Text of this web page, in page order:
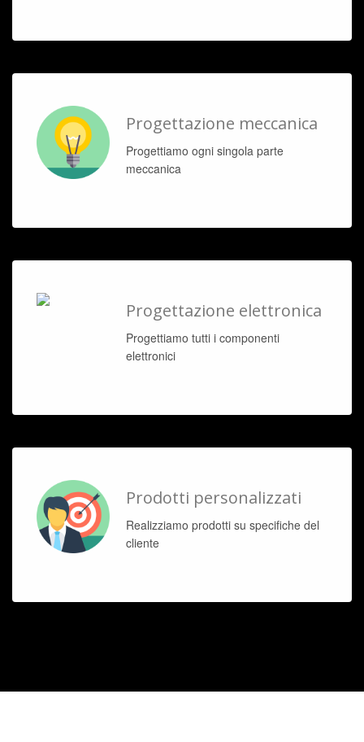
Progettazione meccanica
Progettiamo ogni singola parte
meccanica
Progettazione elettronica
Progettiamo tutti i componenti
elettronici
Prodotti personalizzati
Realizziamo prodotti su specifiche del
cliente